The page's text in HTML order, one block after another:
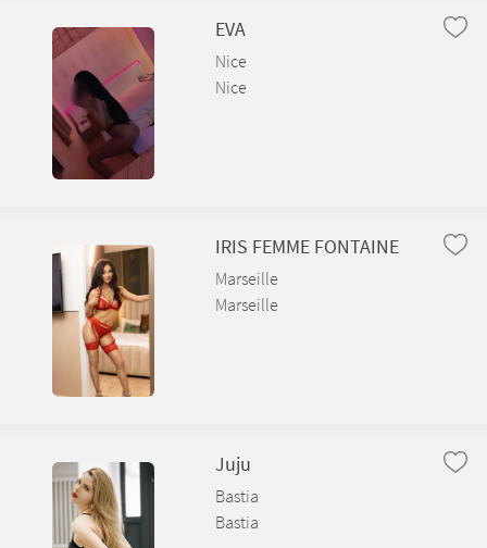
EVA
Nice
Nice
IRIS FEMME FONTAINE
Marseille
Marseille
Juju
Bastia
Bastia